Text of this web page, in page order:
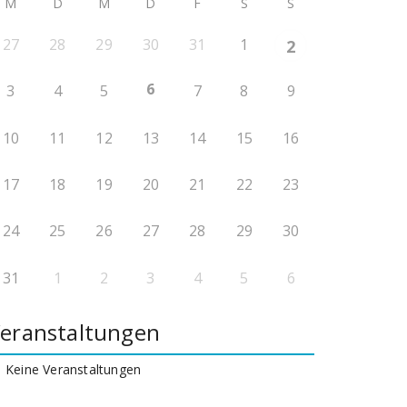
27 28 29 30 31 1 2
3 4 5 6 7 8 9
10 11 12 13 14 15 16
17 18 19 20 21 22 23
24 25 26 27 28 29 30
31 1 2 3 4 5 6
Keine Veranstaltungen